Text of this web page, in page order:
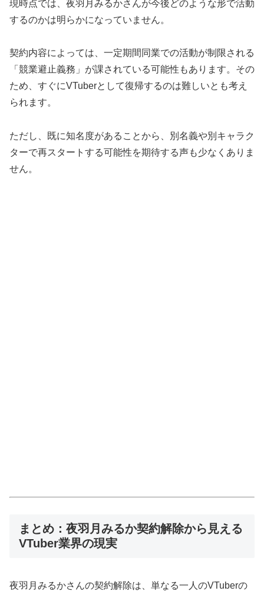
現時点では、夜羽月みるかさんが今後どのような形で活動
するのかは明らかになっていません。
契約内容によっては、一定期間同業での活動が制限される
「競業避止義務」が課されている可能性もあります。その
ため、すぐにVTuberとして復帰するのは難しいとも考え
られます。
ただし、既に知名度があることから、別名義や別キャラク
ターで再スタートする可能性を期待する声も少なくありま
せん。
まとめ：夜羽月みるか契約解除から見える
VTuber業界の現実
夜羽月みるかさんの契約解除は、単なる一人のVTuberの